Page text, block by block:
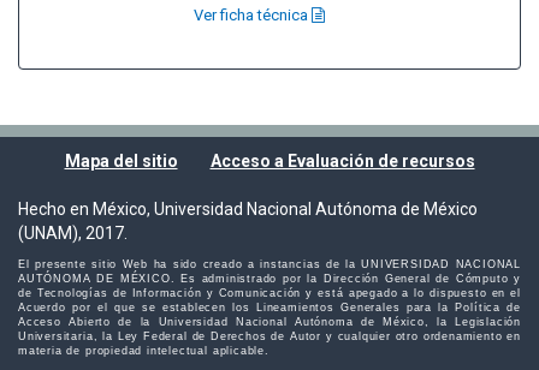
Ver ficha técnica
Mapa del sitio Acceso a Evaluación de recursos
Hecho en México, Universidad Nacional Autónoma de México
(UNAM), 2017.
El presente sitio Web ha sido creado a instancias de la UNIVERSIDAD NACIONAL
AUTÓNOMA DE MÉXICO. Es administrado por la Dirección General de Cómputo y
de Tecnologías de Información y Comunicación y está apegado a lo dispuesto en el
Acuerdo por el que se establecen los Lineamientos Generales para la Política de
Acceso Abierto de la Universidad Nacional Autónoma de México, la Legislación
Universitaria, la Ley Federal de Derechos de Autor y cualquier otro ordenamiento en
materia de propiedad intelectual aplicable.